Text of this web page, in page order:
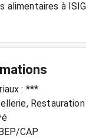
alimentaires à
: ***
CAP